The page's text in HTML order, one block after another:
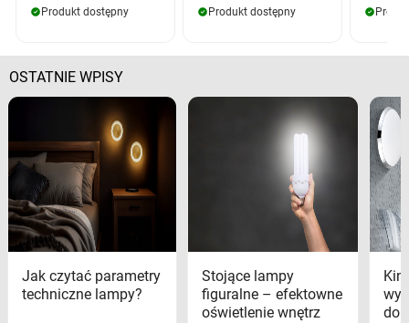
Produkt dostępny Produkt dostępny
OSTATNIE WPISY
Jak czytać parametry
techniczne lampy?
Stojące lampy
figuralne – efektowne
oświetlenie wnętrz